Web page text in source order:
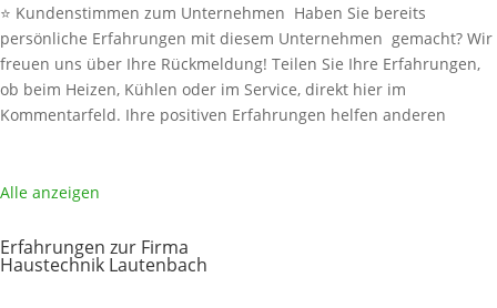
⭐ Kundenstimmen zum Unternehmen Haben Sie bereits
persönliche Erfahrungen mit diesem Unternehmen gemacht? Wir
freuen uns über Ihre Rückmeldung! Teilen Sie Ihre Erfahrungen,
ob beim Heizen, Kühlen oder im Service, direkt hier im
Kommentarfeld. Ihre positiven Erfahrungen helfen anderen
und bleibenWeiterlesen …
Alle anzeigen
Erfahrungen zur Firma
Haustechnik Lautenbach